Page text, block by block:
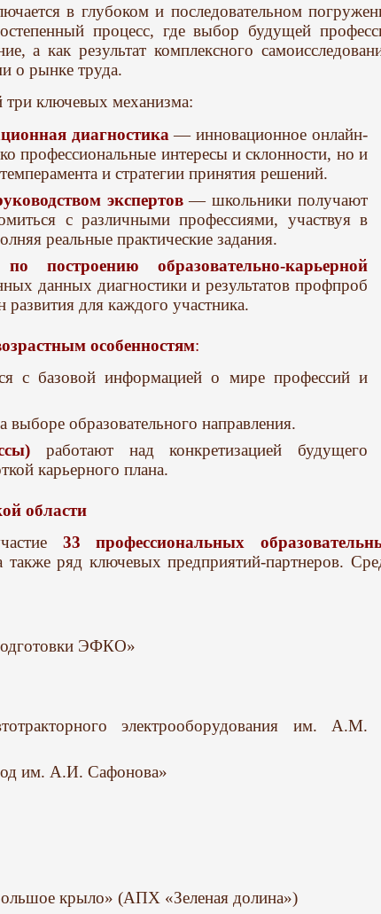
в глубоком и последовательном
процесс, где выбор будущей
а как результат комплексного
о рынке труда.
три ключевых механизма:
диагностика — инновационное онлайн-
профессиональные интересы и склонности, но и
и стратегии принятия решений.
экспертов— школьники получают
с различными профессиями, участвуя в
реальные практические задания.
построению образовательно-карьерной
данных диагностики и результатов профпроб
для каждого участника.
особенностям:
с базовой информацией о мире профессий и
выборе образовательного направления.
работают над конкретизацией будущего
карьерного плана.
области
33 профессиональных
также ряд ключевых предприятий-партнеров.
ЭФКО»
электрооборудования им. А.М.
им. А.И. Сафонова»
крыло» (АПХ «Зеленая долина»)